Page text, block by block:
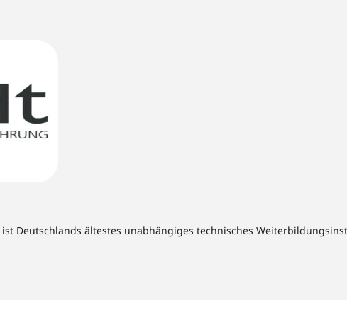
ist Deutschlands ältestes unabhängiges technisches